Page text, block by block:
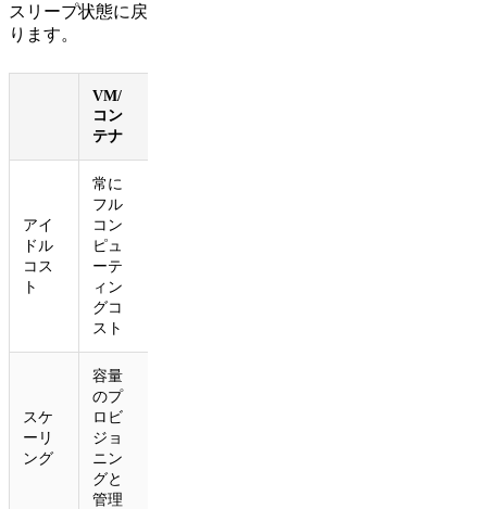
スリープ状態に戻
ります。
VM/
コン
テナ
アイ
ドル
コス
ト
常に
フル
コン
ピュ
ーテ
ィン
グコ
スト
スケ
ーリ
ング
容量
のプ
ロビ
ジョ
ニン
グと
管理